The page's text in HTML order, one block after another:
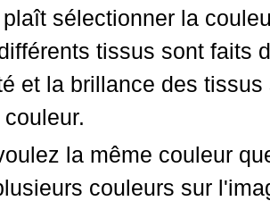
sélectionner la
tissus sont faits
et la brillance des
la même couleur
couleurs sur